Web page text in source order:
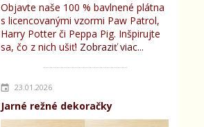
Objavte naše 100 % bavlnené plátna
s licencovanými vzormi Paw Patrol,
Harry Potter či Peppa Pig. Inšpirujte
sa, čo z nich ušiť! Zobraziť viac...
23.01.2026
Jarné režné dekoračky